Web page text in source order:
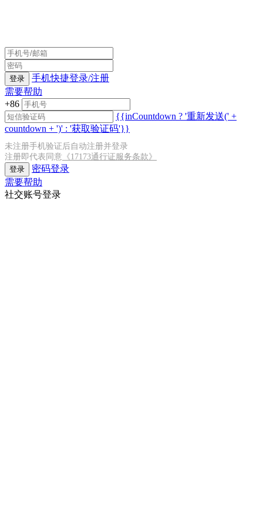
登录
手机快捷登录/注册
需要帮助
+86
{{inCountdown ? '重新发送(' +
countdown + ')' : '获取验证码'}}
未注册手机验证后自动注册并登录
注册即代表同意 《17173通行证服务条款》
登录
密码登录
需要帮助
社交账号登录